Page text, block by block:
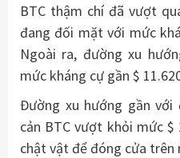
BTC thậm chí đã vượt
đang đối mặt với mức
Ngoài ra, đường xu
mức kháng cự gần $
Đường xu hướng gần với
cản BTC vượt khỏi mức $
chật vật để đóng cửa trên